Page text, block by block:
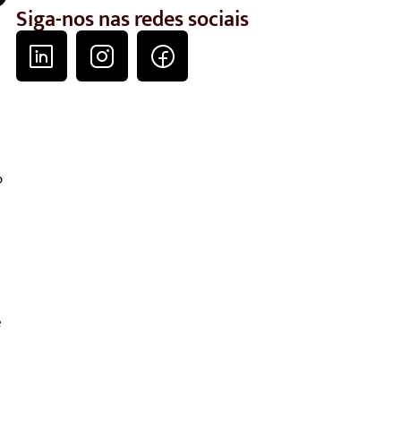
Siga-nos nas redes sociais